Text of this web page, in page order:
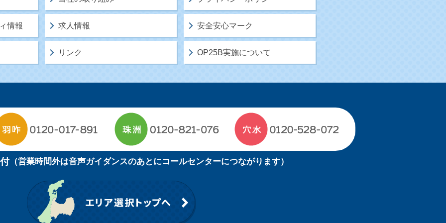
情報 求人情報 安全安心マーク
リンク OP25B実施について
（営業時間外は音声ガイダンスのあとにコールセンターにつながります）